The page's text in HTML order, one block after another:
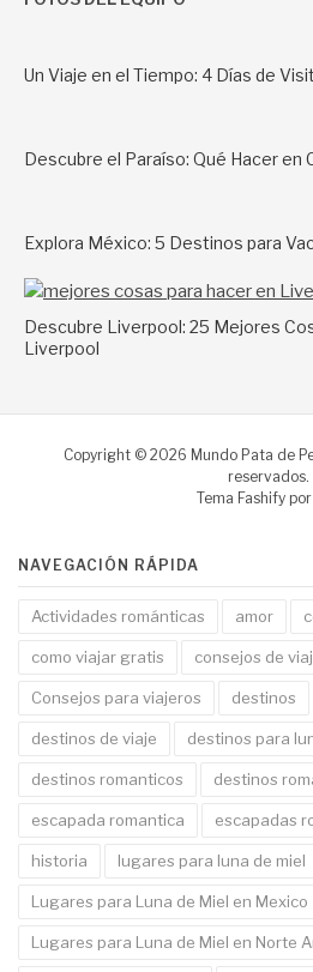
Un Viaje en el Tiempo: 4 Días de
Descubre el Paraíso: Qué Hacer en
Explora México: 5 Destinos para
Descubre Liverpool: 25 Mejores
Liverpool
Copyright © 2026 Mundo Pata de
reservados.
Tema Fashify por
NAVEGACIÓN RÁPIDA
Actividades románticas amor
como viajar gratis consejos de
Consejos para viajeros destinos
destinos de viaje destinos para
destinos romanticos destinos
escapada romantica escapadas
historia lugares para luna de miel
Lugares para Luna de Miel en Mexico
Lugares para Luna de Miel en Norte